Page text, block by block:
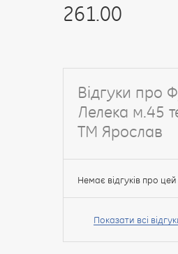
261.00
Відгуки про
Лелека м.45
ТМ Ярослав
Немає відгуків про
Ваше
Показати всі